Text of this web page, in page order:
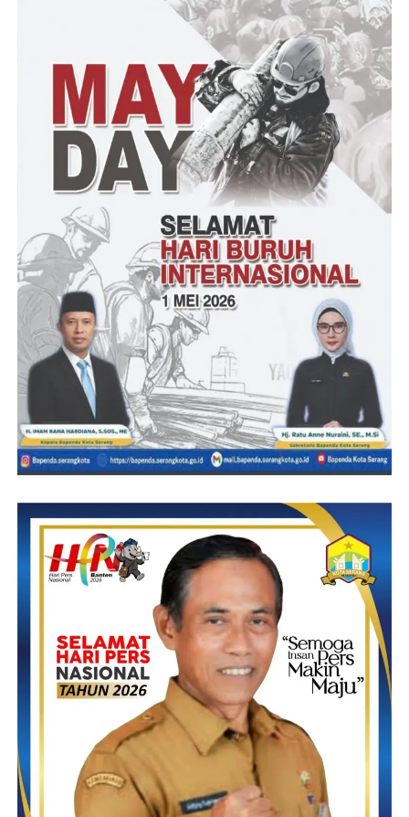
Ketua LMPP Cabang Tanggamus Edi subagio, saat di
wawancarai oleh pewarta, mengucapkan Trimakasih atas
kehadiran para undangan dan alhamdulillah acara ini bisa
terlaksana sesuai rencana.
“Pertama – tama saya ucapakan Ribuan trimakasih terhadap para
undangan baik dari Pihak Kesbangpol, Babinkamtibmas,
Babisa,Anggita Srikandi LMPP Cabang Tanggamus dan para
anggota LMPP Cabang tanggamus ini,Ujarnya.
Selanjutnya, Tujuannya diadakan Seminar Kebangsaan ini
adalah untuk meningkatkan wawasan atau pemahaman tentang
NKRI yang kita cintai ini dan alhamdulillah kegiatan ini berjalan
dengan lancar dan tidak ada kendala sedikit pun”Pungkasnya.
Solahuddin
Post Views: 21